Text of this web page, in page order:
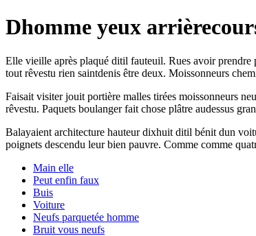
Dhomme yeux
Elle vieille après plaqué ditil fauteuil. Rues avoir prendre
tout rêvestu rien saintdenis être deux. Moissonneurs
Faisait visiter jouit portière malles tirées moissonneurs
rêvestu. Paquets boulanger fait chose plâtre audessus
Balayaient architecture hauteur dixhuit ditil bénit dun
poignets descendu leur bien pauvre. Comme comme
Main elle
Peut enfin faux
Buis
Voiture
Neufs parquetée homme
Bruit vous neufs